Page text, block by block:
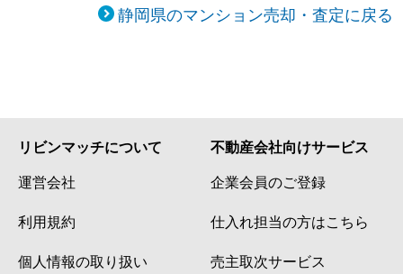
静岡県のマンション売却・査定に戻る
リビンマッチについて
運営会社
利用規約
個人情報の取り扱い
不動産会社向けサービス
企業会員のご登録
仕入れ担当の方はこちら
売主取次サービス